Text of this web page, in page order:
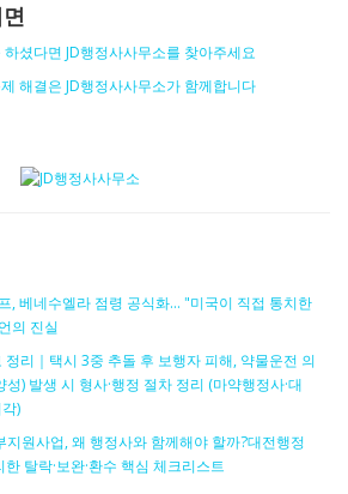
하셨다면 JD행정사사무소를 찾아주세요
해결은 JD행정사사무소가 함께합니다
, 베네수엘라 점령 공식화… "미국이 직접 통치한
의 진실
정리｜택시 3중 추돌 후 보행자 피해, 약물운전 의
성) 발생 시 형사·행정 절차 정리 (마약행정사·대
)
지원사업, 왜 행정사와 함께해야 할까?대전행정
한 탈락·보완·환수 핵심 체크리스트